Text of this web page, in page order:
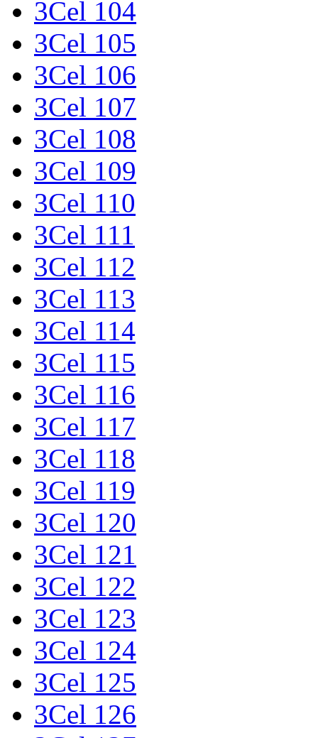
3Cel 104
3Cel 105
3Cel 106
3Cel 107
3Cel 108
3Cel 109
3Cel 110
3Cel 111
3Cel 112
3Cel 113
3Cel 114
3Cel 115
3Cel 116
3Cel 117
3Cel 118
3Cel 119
3Cel 120
3Cel 121
3Cel 122
3Cel 123
3Cel 124
3Cel 125
3Cel 126